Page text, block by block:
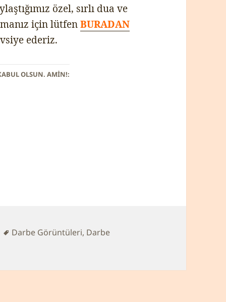
özel, sırlı dua ve
için lütfenBURADAN
ederiz.
OLSUN. AMİN!:
Etiketler
Darbe Görüntüleri, Darbe
Hacet Duası için